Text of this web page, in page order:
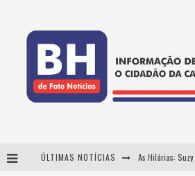
ÚLTIMAS NOTÍCIAS